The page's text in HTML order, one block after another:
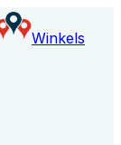
Winkels